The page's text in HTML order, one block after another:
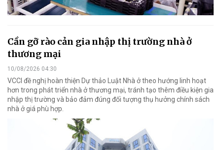
Cần gỡ rào cản gia nhập thị trường nhà ở
thương mại
10/08/2026 04:30
VCCI đề nghị hoàn thiện Dự thảo Luật Nhà ở theo hướng linh hoạt
hơn trong phát triển nhà ở thương mại, tránh tạo thêm điều kiện gia
nhập thị trường và bảo đảm đúng đối tượng thụ hưởng chính sách
nhà ở giá phù hợp.